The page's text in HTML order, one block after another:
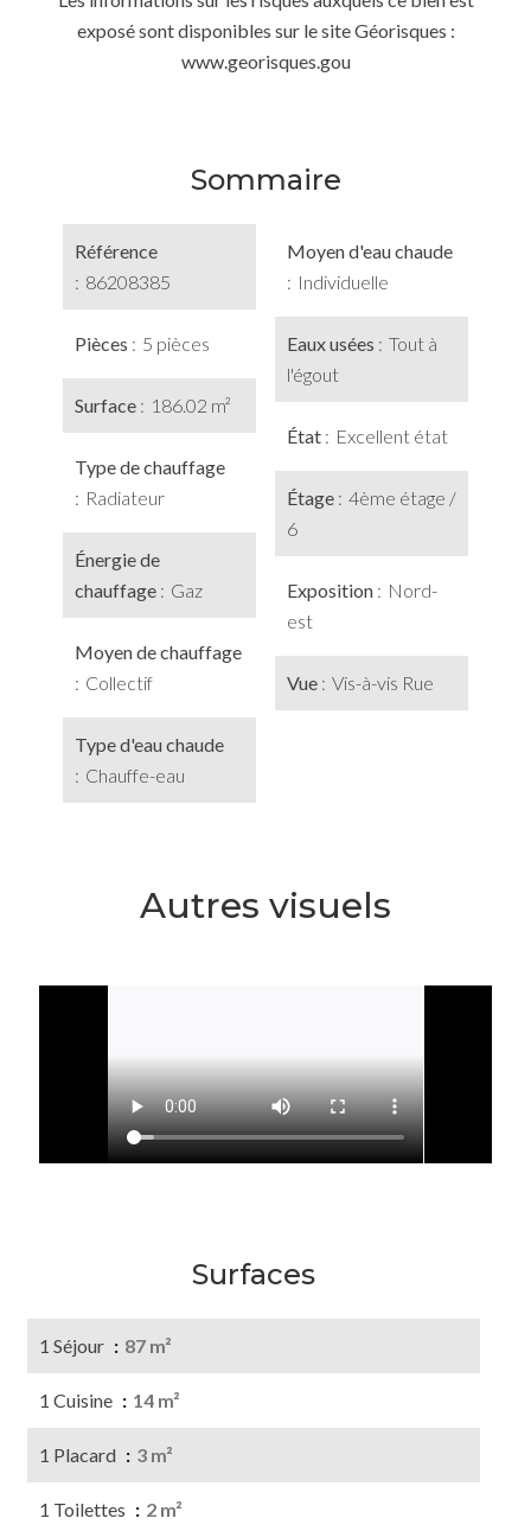
exposé sont disponibles sur le site Géorisques :
www.georisques.gou
Sommaire
Référence
86208385
Pièces 5 pièces
Surface 186.02 m²
Type de chauffage
Radiateur
Énergie de
chauffage
Gaz
Moyen de chauffage
Collectif
Type d'eau chaude
Chauffe-eau
Moyen d'eau chaude
Individuelle
Eaux usées
Tout à
l'égout
État Excellent état
Étage
4ème étage /
6
Exposition
Nord-
est
Vue Vis-à-vis Rue
Autres visuels
Surfaces
1 Séjour 87 m²
1 Cuisine 14 m²
1 Placard 3 m²
1 Toilettes 2 m²